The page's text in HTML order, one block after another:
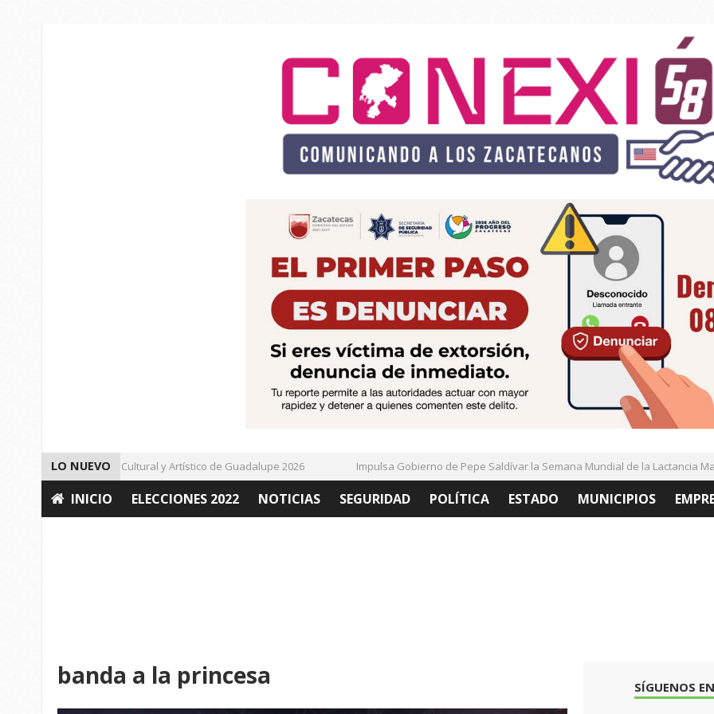
LO NUEVO
Da inicio el Festival Cultural y Artístico de Guadalupe 2026 Impulsa Gobierno de Pepe Saldívar la Semana Mundial de la Lactancia
INICIO ELECCIONES 2022 NOTICIAS SEGURIDAD POLÍTICA ESTADO MUNICIPIOS
banda a la princesa SÍGUENOS